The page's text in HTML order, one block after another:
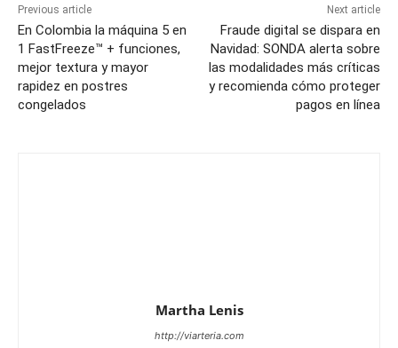
Previous article
En Colombia la máquina 5 en
1 FastFreeze™ + funciones,
mejor textura y mayor
rapidez en postres
congelados
Next article
Fraude digital se dispara en
Navidad: SONDA alerta sobre
las modalidades más críticas
y recomienda cómo proteger
pagos en línea
Martha Lenis
http://viarteria.com